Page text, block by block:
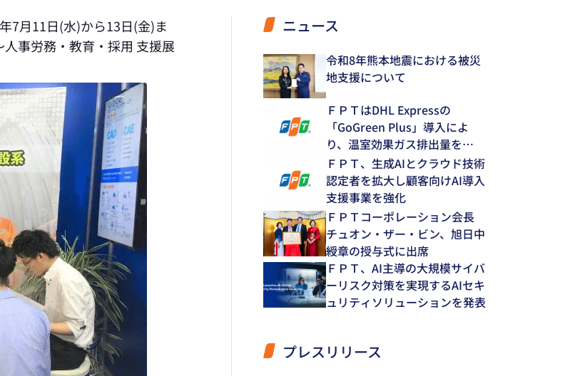
7月11日(水)から13日(金)ま
事労務・教育・採用 支援展
ニュース
令和8年熊本地震における被災
地支援について
ＦＰＴはDHL Expressの
「GoGreen Plus」導入によ
り、温室効果ガス排出量を
12.8％削減
ＦＰＴ、生成AIとクラウド技術
認定者を拡大し顧客向けAI導入
支援事業を強化
ＦＰＴコーポレーション会長
チュオン・ザー・ビン、旭日中
綬章の授与式に出席
ＦＰＴ、AI主導の大規模サイバ
ーリスク対策を実現するAIセキ
ュリティソリューションを発表
プレスリリース